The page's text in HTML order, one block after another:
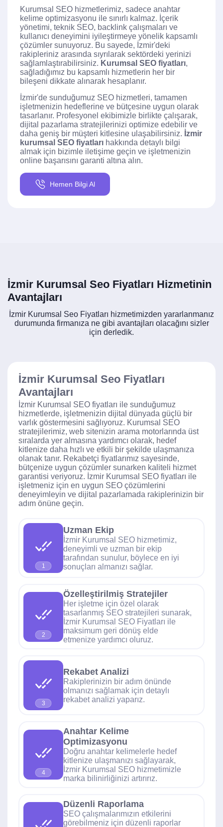
Kurumsal SEO hizmetlerimiz, sadece anahtar
kelime optimizasyonu ile sınırlı kalmaz. İçerik
yönetimi, teknik SEO, backlink çalışmaları ve
kullanıcı deneyimini iyileştirmeye yönelik kapsamlı
çözümler sunuyoruz. Bu sayede, İzmir'deki
rakipleriniz arasında sıyrılarak sektördeki yerinizi
sağlamlaştırabilirsiniz. Kurumsal SEO fiyatları,
sağladığımız bu kapsamlı hizmetlerin her bir
bileşeni dikkate alınarak hesaplanır.
İzmir'de sunduğumuz SEO hizmetleri, tamamen
işletmenizin hedeflerine ve bütçesine uygun olarak
tasarlanır. Profesyonel ekibimizle birlikte çalışarak,
dijital pazarlama stratejilerinizi optimize edebilir ve
daha geniş bir müşteri kitlesine ulaşabilirsiniz. İzmir
kurumsal SEO fiyatları hakkında detaylı bilgi
almak için bizimle iletişime geçin ve işletmenizin
online başarısını garanti altına alın.
Hemen Bilgi Al
İzmir Kurumsal Seo Fiyatları Hizmetinin
Avantajları
İzmir Kurumsal Seo Fiyatları hizmetimizden yararlanmanız
durumunda firmanıza ne gibi avantajları olacağını sizler
için derledik.
İzmir Kurumsal Seo Fiyatları
Avantajları
İzmir Kurumsal SEO fiyatları ile sunduğumuz
hizmetlerde, işletmenizin dijital dünyada güçlü bir
varlık göstermesini sağlıyoruz. Kurumsal SEO
stratejilerimiz, web sitenizin arama motorlarında üst
sıralarda yer almasına yardımcı olarak, hedef
kitlenize daha hızlı ve etkili bir şekilde ulaşmanıza
olanak tanır. Rekabetçi fiyatlarımız sayesinde,
bütçenize uygun çözümler sunarken kaliteli hizmet
garantisi veriyoruz. İzmir Kurumsal SEO fiyatları ile
işletmeniz için en uygun SEO çözümlerini
deneyimleyin ve dijital pazarlamada rakiplerinizin bir
adım önüne geçin.
1
Uzman Ekip
İzmir Kurumsal SEO hizmetimiz,
deneyimli ve uzman bir ekip
tarafından sunulur, böylece en iyi
sonuçları almanızı sağlar.
2
Özelleştirilmiş Stratejiler
Her işletme için özel olarak
tasarlanmış SEO stratejileri sunarak,
İzmir Kurumsal SEO Fiyatları ile
maksimum geri dönüş elde
etmenize yardımcı oluruz.
3
Rekabet Analizi
Rakiplerinizin bir adım önünde
olmanızı sağlamak için detaylı
rekabet analizi yaparız.
4
Anahtar Kelime
Optimizasyonu
Doğru anahtar kelimelerle hedef
kitlenize ulaşmanızı sağlayarak,
İzmir Kurumsal SEO hizmetimizle
marka bilinirliğinizi artırırız.
Düzenli Raporlama
SEO çalışmalarımızın etkilerini
görebilmeniz için düzenli raporlar